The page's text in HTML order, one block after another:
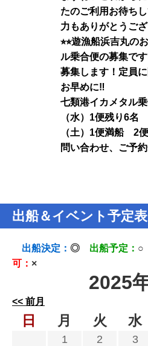
たのご利用お待ち
力もありがとうご
⭐︎⭐︎遊漁船浜吉丸の
ル乗合便の募集で
募集します！定員
お早めに‼️
七類港イカメタル乗
（水）1便残り6名
（土）1便満船 2
問い合わせ、ご予約
出船＆イベント予定表
出船決定： ◎ 出船予定： ○
可： ×
2025
<< 前月
日 月 火 水
1 2 3